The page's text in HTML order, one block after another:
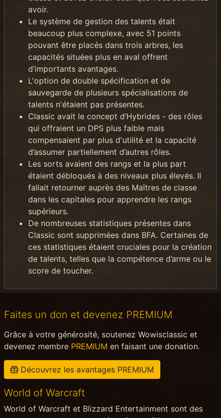
avoir.
Le système de gestion des talents était
beaucoup plus complexe, avec 51 points
pouvant être placés dans trois arbres, les
capacités situées plus en aval offrent
d’importants avantages.
L'option de double spécification et de
sauvegarde de plusieurs spécialisations de
talents n'étaient pas présentes.
Classic avait le concept d’Hybrides - des rôles
qui offraient un DPS plus faible mais
compensaient par plus d'utilité et la capacité
d’assumer partiellement d’autres rôles.
Les sorts avaient des rangs et la plus part
étaient débloqués à des niveaux plus élevés. Il
fallait retourner auprès des Maîtres de classe
dans les capitales pour apprendre les rangs
supérieurs.
De nombreuses statistiques présentes dans
Classic sont supprimées dans BFA. Certaines de
ces statistiques étaient cruciales pour la création
de talents, telles que la compétence d’arme ou le
score de toucher.
Faites un don et devenez PREMIUM
Grâce à votre générosité, soutenez Wowisclassic et
devenez membre PREMIUM en faisant une donation.
Découvrez les avantages PREMIUM
World of Warcraft
World of Warcraft et Blizzard Entertainment sont des